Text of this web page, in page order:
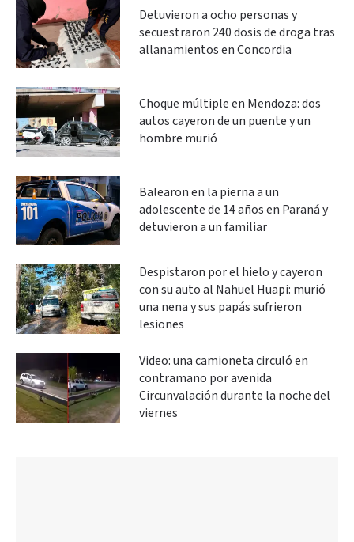
Detuvieron a ocho personas y
secuestraron 240 dosis de droga tras
allanamientos en Concordia
Choque múltiple en Mendoza: dos
autos cayeron de un puente y un
hombre murió
Balearon en la pierna a un
adolescente de 14 años en Paraná y
detuvieron a un familiar
Despistaron por el hielo y cayeron
con su auto al Nahuel Huapi: murió
una nena y sus papás sufrieron
lesiones
Video: una camioneta circuló en
contramano por avenida
Circunvalación durante la noche del
viernes